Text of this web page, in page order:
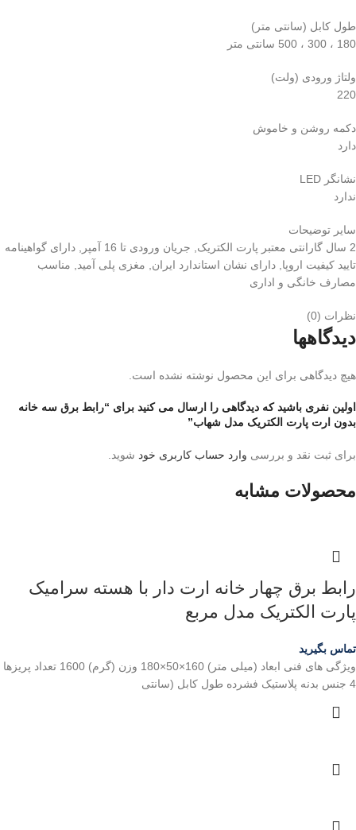
طول کابل (سانتی متر)
180 ، 300 ، 500 سانتی متر
ولتاژ ورودی (ولت)
220
دکمه روشن و خاموش
دارد
نشانگر LED
ندارد
سایر توضیحات
2 سال گارانتی معتبر پارت الکتریک, جریان ورودی تا 16 آمپر, دارای گواهینامه
تایید کیفیت اروپا, دارای نشان استاندارد ایران, مغزی پلی آمید, مناسب
مصارف خانگی و اداری
نظرات (0)
دیدگاهها
هیچ دیدگاهی برای این محصول نوشته نشده است.
اولین نفری باشید که دیدگاهی را ارسال می کنید برای “رابط برق سه خانه
بدون ارت پارت الکتریک مدل شهاب”
برای ثبت نقد و بررسی وارد حساب کاربری خود شوید.
محصولات مشابه
رابط برق چهار خانه ارت دار با هسته سرامیک
پارت الکتریک مدل مربع
تماس بگیرید
ویژگی های فنی ابعاد (میلی متر) 160×50×180 وزن (گرم) 1600 تعداد پریزها
4 جنس بدنه پلاستیک فشرده طول کابل (سانتی